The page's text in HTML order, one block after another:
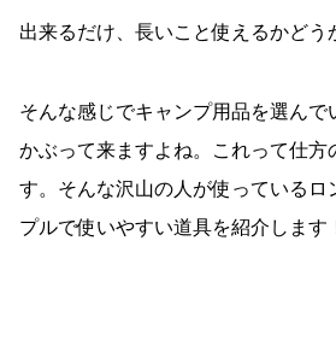
出来るだけ、長いこと使えるかどう
そんな感じでキャンプ用品を選んで
かぶって来ますよね。これって仕方
す。そんな沢山の人が使っているロ
プルで使いやすい道具を紹介します